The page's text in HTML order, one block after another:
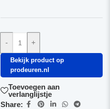
- +
Bekijk product op
prodeuren.nl
Toevoegen aan
verlanglijstje
Share: